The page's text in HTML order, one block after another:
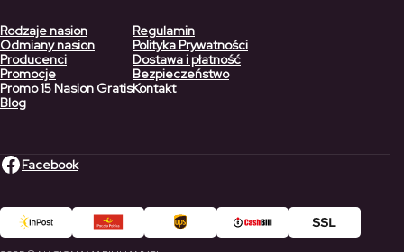
Rodzaje nasion
Odmiany nasion
Producenci
Promocje
Promo 15 Nasion Gratis
Blog
Regulamin
Polityka Prywatności
Dostawa i płatność
Bezpieczeństwo
Kontakt
Facebook